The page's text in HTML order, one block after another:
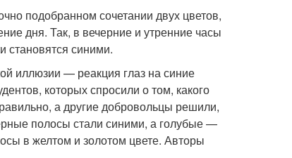
подобранном сочетании двух цветов,
дня. Так, в вечерние и утренние часы
становятся синими.
иллюзии — реакция глаз на синие
которых спросили о том, какого
а другие добровольцы решили,
полосы стали синими, а голубые —
в желтом и золотом цвете. Авторы